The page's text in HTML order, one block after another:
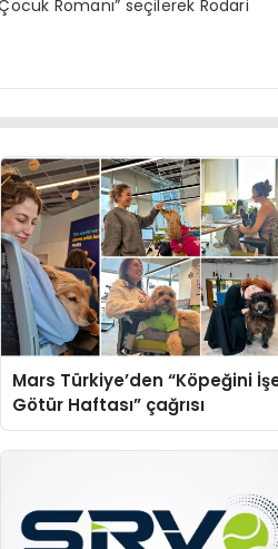
Romanı” seçilerek Rodari
Mars Türkiye’den “Köpeğini
Götür Haftası” çağrısı